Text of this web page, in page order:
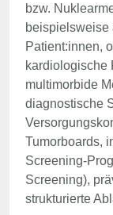
bzw.
beispielsweise
Patient:innen,
kardiologische
multimorbide
diagnostische
Tumorboards,
Screening-
Screening),
strukturierte